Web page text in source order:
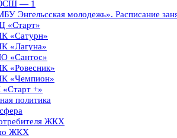
— 1
Энгельсская молодежь». Расписание
«Старт»
«Сатурн»
«Лагуна»
«Сантос»
«Ровесник»
«Чемпион»
+»
политика
ЖКХ
ЖКХ